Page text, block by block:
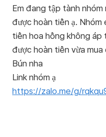
Em đang tập tành nhóm
được hoàn tiền ạ. Nhóm
tiền hoa hồng không áp
được hoàn tiền vừa
Bún nha
https://zalo.me/g/